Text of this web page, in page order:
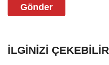
Gönder
İLGINIZI ÇEKEBILIR